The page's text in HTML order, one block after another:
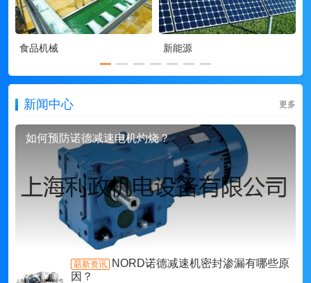
食品机械 新能源
新闻中心 更多
如何预防诺德减速电机灼烧？
朂新资讯
NORD诺德减速机密封渗漏有哪些原
因？